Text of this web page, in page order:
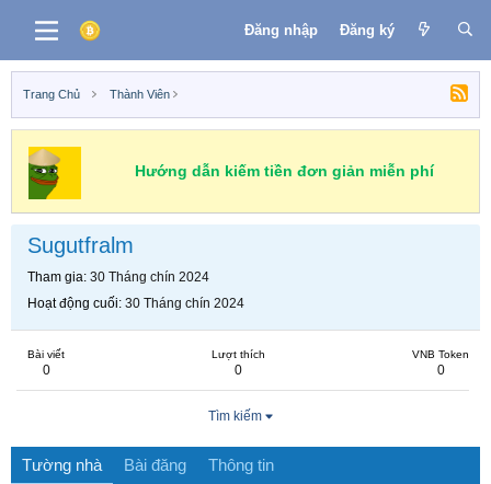
Đăng nhập Đăng ký
Trang Chủ Thành Viên
Hướng dẫn kiếm tiền đơn giản miễn phí
Sugutfralm
Tham gia 30 Tháng chín 2024
Hoạt động cuối 30 Tháng chín 2024
Bài viết
0
Lượt thích
0
VNB Token
0
Tìm kiếm
Tường nhà Bài đăng Thông tin